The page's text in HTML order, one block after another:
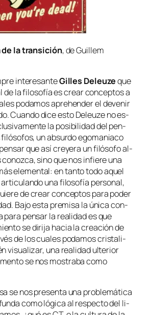
de la tran­si­ción, de Guillem
in­tere­san­teGilles Deleuzeque
de la fi­lo­so­fía es crear con­cep­tos a
po­da­mos aprehen­der el de­ve­nir
Cuando di­ce es­to Deleuze no es­
la po­si­bi­li­dad del pen­
un ab­sur­do ego­ma­nia­co
que así cre­ye­ra un fi­ló­so­fo al­
co­noz­ca, sino que nos in­fie­re una
ele­men­tal: en tan­to to­do aquel
una fi­lo­so­fía per­so­nal,
de crear con­cep­tos pa­ra po­der
Bajo es­ta pre­mi­sa la úni­ca con­
pen­sar la reali­dad es que
se di­ri­ja ha­cia la crea­ción de
de los cua­les po­da­mos cris­ta­li­
vi­sua­li­zar, una reali­dad ul­te­rior
se nos mos­tra­ba co­mo
se nos pre­sen­ta una pro­ble­má­ti­ca
co­mo ló­gi­ca al res­pec­to del li­